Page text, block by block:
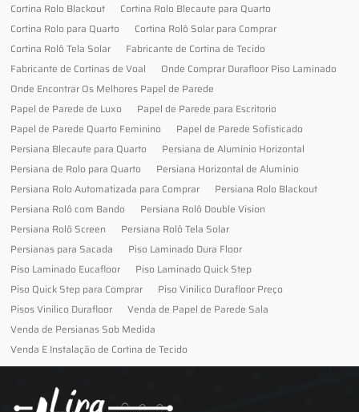
Cortina Rolo Blackout
Cortina Rolo Blecaute para Quarto
Cortina Rolo para Quarto
Cortina Rolô Solar para Comprar
Cortina Rolô Tela Solar
Fabricante de Cortina de Tecido
Fabricante de Cortinas de Voal
Onde Comprar Durafloor Piso Laminado
Onde Encontrar Os Melhores Papel de Parede
Papel de Parede de Luxo
Papel de Parede para Escritorio
Papel de Parede Quarto Feminino
Papel de Parede Sofisticado
Persiana Blecaute para Quarto
Persiana de Alumínio Horizontal
Persiana de Rolo para Quarto
Persiana Horizontal de Alumínio
Persiana Rolo Automatizada para Comprar
Persiana Rolo Blackout
Persiana Rolô com Bando
Persiana Rolô Double Vision
Persiana Rolô Screen
Persiana Rolô Tela Solar
Persianas para Sacada
Piso Laminado Dura Floor
Piso Laminado Eucafloor
Piso Laminado Quick Step
Piso Quick Step para Comprar
Piso Vinilico Durafloor Preço
Pisos Vinilico Durafloor
Venda de Papel de Parede Sala
Venda de Persianas Sob Medida
Venda E Instalação de Cortina de Tecido